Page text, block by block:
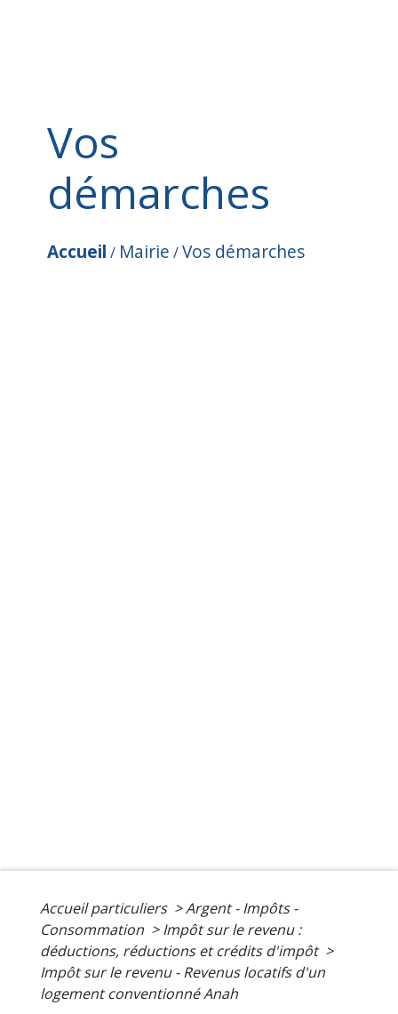
Vos
démarches
Accueil / Mairie /Vos démarches
Accueil particuliers >Argent - Impôts -
Consommation > Impôt sur le revenu :
déductions, réductions et crédits d'impôt >
Impôt sur le revenu - Revenus locatifs d'un
logement conventionné Anah